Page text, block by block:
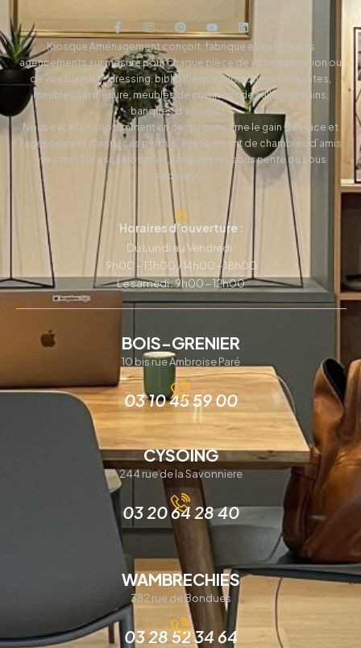
Kiosque Aménagement conçoit, fabrique et installe des
agencements sur mesure pour chaque pièce de votre habitation ou
de vos bureaux, dressing, bibliothèque, cloisons coulissantes,
meubles sur mesure, meubles de cuisine et de salles de bains,
banques d’accueils…
Nous excellons notamment en ce qui concerne le gain de place et
l’agencement d’espaces perdus: agencement de chambres d’amis
avec des lits escamotables, rangements sous pente ou sous
escaliers…
Horaires d’ouverture :
Du Lundi au Vendredi :
9h00 – 13h00 / 14h00 – 18h00
Le samedi : 9h00 – 12h00
BOIS-GRENIER
10 bis rue Ambroise Paré
03 10 45 59 00
CYSOING
244 rue de la Savonniere
03 20 64 28 40
WAMBRECHIES
382 rue de Bondues
03 28 52 34 64